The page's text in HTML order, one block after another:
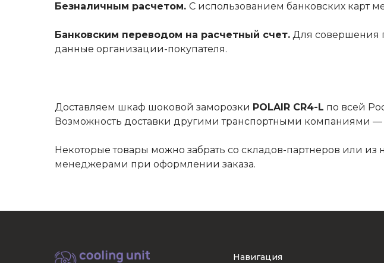
Безналичным расчетом. С использованием банковских карт
Банковским переводом на расчетный счет. Для совершения
данные организации-покупателя.
Доставляем шкаф шоковой заморозки POLAIR CR4-L по всей
Возможность доставки другими транспортными компаниями —
Некоторые товары можно забрать со складов-партнеров или из
менеджерами при оформлении заказа.
Навигация